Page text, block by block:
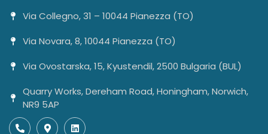
Via Collegno, 31 – 10044 Pianezza (TO)
Via Novara, 8, 10044 Pianezza (TO)
Via Ovostarska, 15, Kyustendil, 2500 Bulgaria (BUL)
Quarry Works, Dereham Road, Honingham, Norwich,
NR9 5AP